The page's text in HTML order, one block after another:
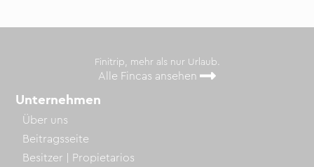
Finitrip, mehr als nur Urlaub.
Alle Fincas ansehen
Unternehmen
Über uns
Beitragsseite
Besitzer | Propietarios